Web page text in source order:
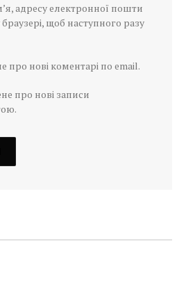
адресу електронної пошти
щоб наступного разу
про нові коментарі по email.
про нові записи